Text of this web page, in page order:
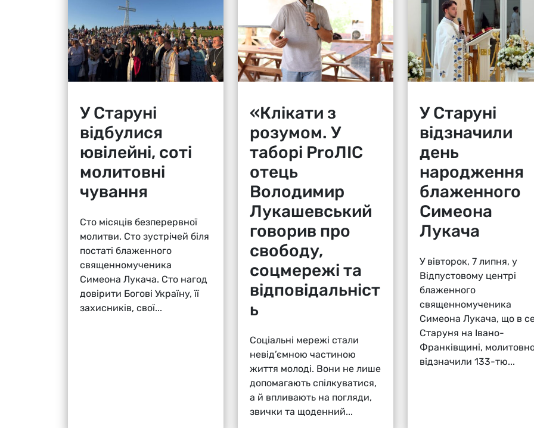
У Старуні
відбулися
ювілейні, соті
молитовні
чування
Сто місяців безперервної
молитви. Сто зустрічей біля
постаті блаженного
священномученика
Симеона Лукача. Сто нагод
довірити Богові Україну, її
захисників, свої...
«Клікати з
розумом. У
таборі ProЛІС
отець
Володимир
Лукашевський
говорив про
свободу,
соцмережі та
відповідальніст
ь
Соціальні мережі стали
невід’ємною частиною
життя молоді. Вони не лише
допомагають спілкуватися,
а й впливають на погляди,
звички та щоденний...
У Старуні
відзначили
день
народження
блаженного
Симеона
Лукача
У вівторок, 7 липня, у
Відпустовому центрі
блаженного
священномученика
Симеона Лукача, що в
Старуня на Івано-
Франківщині,
відзначили 133-тю...